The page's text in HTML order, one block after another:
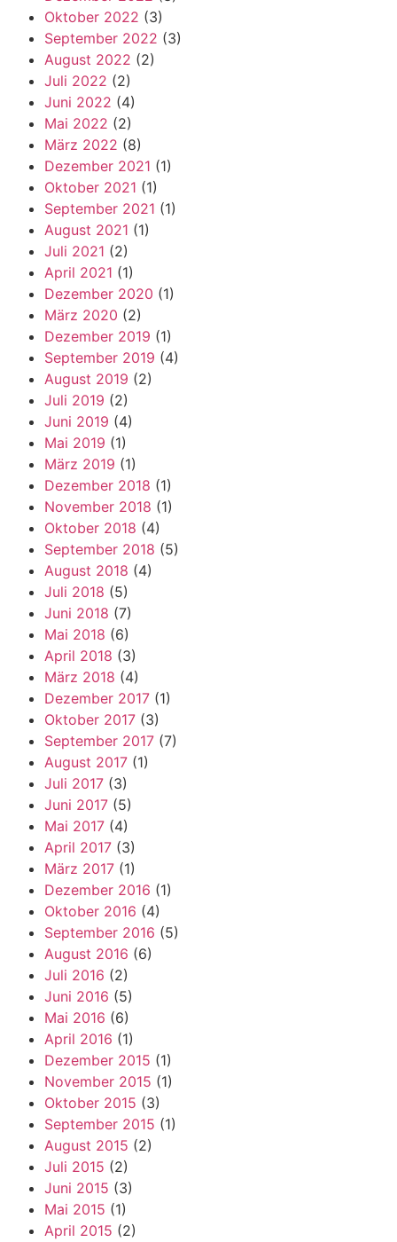
Oktober 2022 (3)
September 2022 (3)
August 2022 (2)
Juli 2022 (2)
Juni 2022 (4)
Mai 2022 (2)
März 2022 (8)
Dezember 2021 (1)
Oktober 2021 (1)
September 2021 (1)
August 2021 (1)
Juli 2021 (2)
April 2021 (1)
Dezember 2020 (1)
März 2020 (2)
Dezember 2019 (1)
September 2019 (4)
August 2019 (2)
Juli 2019 (2)
Juni 2019 (4)
Mai 2019 (1)
März 2019 (1)
Dezember 2018 (1)
November 2018 (1)
Oktober 2018 (4)
September 2018 (5)
August 2018 (4)
Juli 2018 (5)
Juni 2018 (7)
Mai 2018 (6)
April 2018 (3)
März 2018 (4)
Dezember 2017 (1)
Oktober 2017 (3)
September 2017 (7)
August 2017 (1)
Juli 2017 (3)
Juni 2017 (5)
Mai 2017 (4)
April 2017 (3)
März 2017 (1)
Dezember 2016 (1)
Oktober 2016 (4)
September 2016 (5)
August 2016 (6)
Juli 2016 (2)
Juni 2016 (5)
Mai 2016 (6)
April 2016 (1)
Dezember 2015 (1)
November 2015 (1)
Oktober 2015 (3)
September 2015 (1)
August 2015 (2)
Juli 2015 (2)
Juni 2015 (3)
Mai 2015 (1)
April 2015 (2)